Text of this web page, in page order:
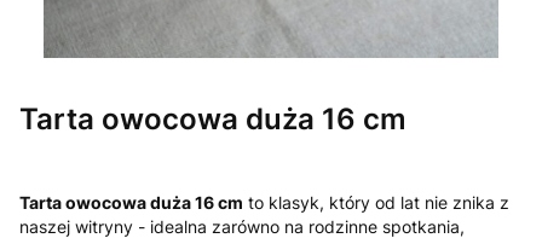
Tarta owocowa duża 16 cm
Tarta owocowa duża 16 cm to klasyk, który od lat nie znika z
naszej witryny - idealna zarówno na rodzinne spotkania,